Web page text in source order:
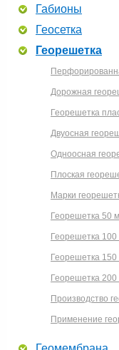
Габионы
Геосетка
Георешетка
Дорожная
Георешетка
Двуосная
Одноосная
Плоская
Марки
Георешетка 50
Георешетка
Георешетка
Георешетка
Производство
Применение